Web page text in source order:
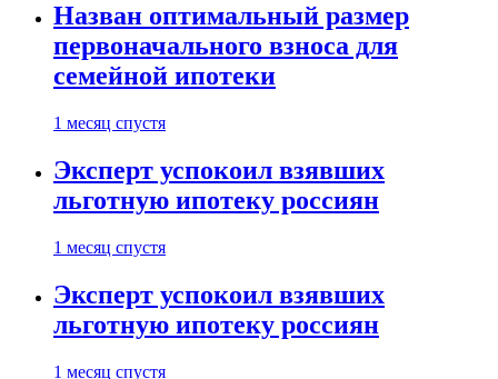
Назван оптимальный размер
первоначального взноса для
семейной ипотеки
1 месяц спустя
Эксперт успокоил взявших
льготную ипотеку россиян
1 месяц спустя
Эксперт успокоил взявших
льготную ипотеку россиян
1 месяц спустя